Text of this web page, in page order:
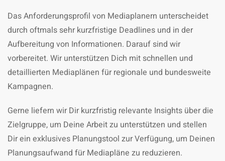
Das Anforderungsprofil von Mediaplanern unterscheidet
durch oftmals sehr kurzfristige Deadlines und in der
Aufbereitung von Informationen. Darauf sind wir
vorbereitet. Wir unterstützen Dich mit schnellen und
detaillierten Mediaplänen für regionale und bundesweite
Kampagnen.
Gerne liefern wir Dir kurzfristig relevante Insights über die
Zielgruppe, um Deine Arbeit zu unterstützen und stellen
Dir ein exklusives Planungstool zur Verfügung, um Deinen
Planungsaufwand für Mediapläne zu reduzieren.